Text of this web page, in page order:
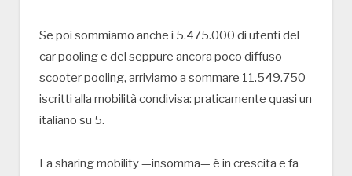
Se poi sommiamo anche i 5.475.000 di utenti del
car pooling e del seppure ancora poco diffuso
scooter pooling, arriviamo a sommare 11.549.750
iscritti alla mobilità condivisa: praticamente quasi un
italiano su 5.
La sharing mobility —insomma— è in crescita e fa